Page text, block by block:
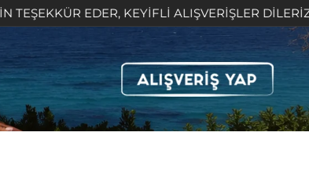
EDER, KEYİFLİ ALIŞVERİŞLER DİLERİZ 🤍